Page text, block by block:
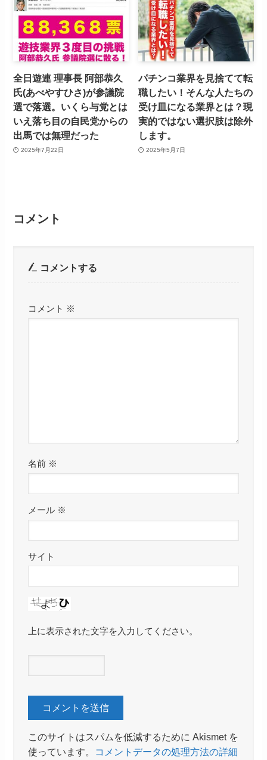
全日遊連 理事長 阿部恭久
氏(あべやすひさ)が参議院
選で落選。いくら与党とは
いえ落ち目の自民党からの
出馬では無理だった
2025年7月22日
パチンコ業界を見捨てて転
職したい！そんな人たちの
受け皿になる業界とは？現
実的ではない選択肢は除外
します。
2025年5月7日
コメント
コメントする
コメント ※
名前 ※
メール ※
サイト
上に表示された文字を入力してください。
このサイトはスパムを低減するために Akismet を
使っています。
コメントデータの処理方法の詳細